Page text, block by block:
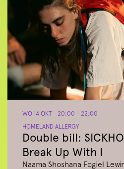
Double bill:
Break Up With I
Naama Shoshana Fogiel
HOMELAND ALLERGY
WO 14 OKT - 20:00 - 22:00